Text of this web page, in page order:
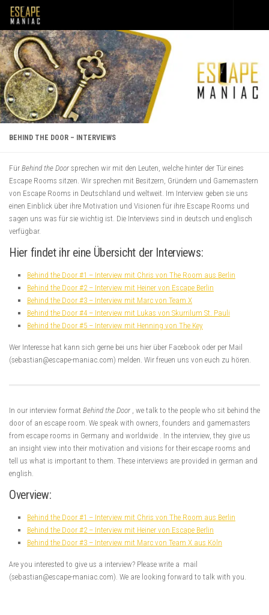
Unter dem Inhalt
BEHIND THE DOOR – INTERVIEWS
Für Behind the Door sprechen wir mit den Leuten, welche hinter der Tür eines
Escape Rooms sitzen. Wir sprechen mit Besitzern, Gründern und Gamemastern
von Escape Rooms in Deutschland und weltweit. Im Interview geben sie uns
einen Einblick über ihre Motivation und Visionen für ihre Escape Rooms und
sagen uns was für sie wichtig ist. Die Interviews sind in deutsch und englisch
verfügbar.
Hier findet ihr eine Übersicht der Interviews:
Behind the Door #1 – Interview mit Chris von The Room aus Berlin
Behind the Door #2 – Interview mit Heiner von Escape Berlin
Behind the Door #3 – Interview mit Marc von Team X
Behind the Door #4 – Interview mit Lukas von Skurrilum St. Pauli
Behind the Door #5 – Interview mit Henning von The Key
Wer Interesse hat kann sich gerne bei uns hier über Facebook oder per Mail
(sebastian@escape-maniac.com) melden. Wir freuen uns von euch zu hören.
In our interview format Behind the Door , we talk to the people who sit behind the
door of an escape room. We speak with owners, founders and gamemasters
from escape rooms in Germany and worldwide . In the interview, they give us
an insight view into their motivation and visions for their escape rooms and
tell us what is important to them. These interviews are provided in german and
english.
Overview:
Behind the Door #1 – Interview mit Chris von The Room aus Berlin
Behind the Door #2 – Interview mit Heiner von Escape Berlin
Behind the Door #3 – Interview mit Marc von Team X aus Köln
Are you interested to give us a interview? Please write a mail
(sebastian@escape-maniac.com). We are looking forward to talk with you.